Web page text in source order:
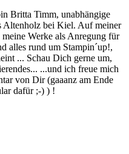
Britta Timm, unabhängige
Altenholz bei Kiel. Auf meiner
Werke als Anregung für
alles rund um Stampin´up!,
... Schau Dich gerne um,
...und ich freue mich
von Dir (gaaanz am Ende
dafür ;-) ) !